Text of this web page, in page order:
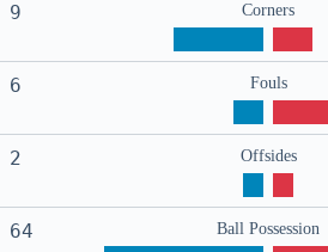
9 Corners
6 Fouls
2 Offsides
64 Ball Possession